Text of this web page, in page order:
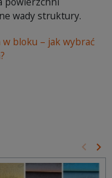
wady struktury.
bloku – jak wybrać
keyboard_arrow_left keyboard_arrow_right